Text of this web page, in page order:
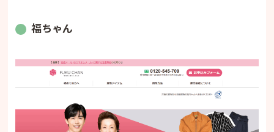
福ちゃん